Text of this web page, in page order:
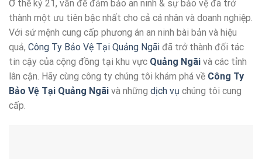
Ở thế kỷ 21, vấn đề đảm bảo an ninh & sự bảo vệ đã trở
thành một ưu tiên bậc nhất cho cả cá nhân và doanh nghiệp.
Với sứ mệnh cung cấp phương án an ninh bài bản và hiệu
quả, Công Ty Bảo Vệ Tại Quảng Ngãi đã trở thành đối tác
tin cậy của cộng đồng tại khu vực Quảng Ngãi và các tỉnh
lân cận. Hãy cùng công ty chúng tôi khám phá về Công Ty
Bảo Vệ Tại Quảng Ngãi và những dịch vụ chúng tôi cung
cấp.